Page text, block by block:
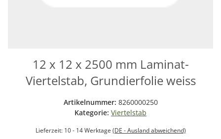
12 x 12 x 2500 mm Laminat-
Viertelstab, Grundierfolie weiss
Artikelnummer: 8260000250
Kategorie: Viertelstab
Lieferzeit: 10 - 14 Werktage (DE - Ausland abweichend)